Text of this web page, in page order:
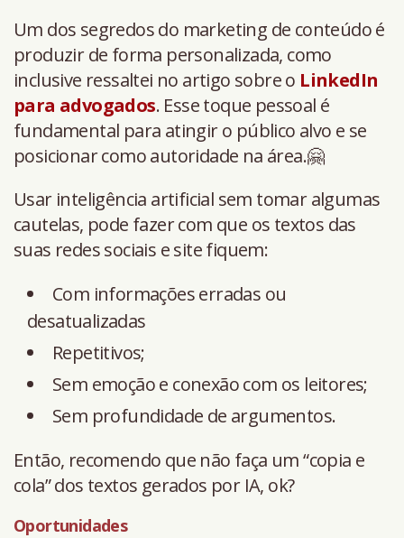
Um dos segredos do marketing de conteúdo é
produzir de forma personalizada, como
inclusive ressaltei no artigo sobre o LinkedIn
para advogados. Esse toque pessoal é
fundamental para atingir o público alvo e se
posicionar como autoridade na área.🤗
Usar inteligência artificial sem tomar algumas
cautelas, pode fazer com que os textos das
suas redes sociais e site fiquem:
Com informações erradas ou
desatualizadas
Repetitivos;
Sem emoção e conexão com os leitores;
Sem profundidade de argumentos.
Então, recomendo que não faça um “copia e
cola” dos textos gerados por IA, ok?
Oportunidades